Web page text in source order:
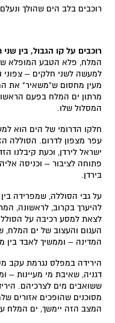
רוכבים בלב הים שהולך
רוכבים על קו הגבול, בין
המלח, פלא הטבע המופלא
למעשה לשני חלקים – צפוני
מעין מחסום ש"משאיר" את
מרתון ים המלח בפעם
המסלול שלו.‎
חלקו הדרומי של הים הוא
עפר מצפון לדרום. הסוללה
ישראל לירדן, וכעת קיבלנו
פתוחה לציבור – וכניסה
בירדן.
על גבי הסוללה, שמפרידה בין
להיערך בקרוב, לראשונה,
לצאת למסע רכיבה על
המדינה – וממשיך לאבד בין
הירידה במפלס נגרמת עקב
דגניה, שאיבת מי מעיינות –
ששואבים מים לצרכיהם.
מסוכנים שהופכים אזורים
המצב הזה יימשך, ים המלח